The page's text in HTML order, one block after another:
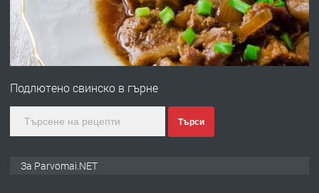
преди 1 година
ПРЕДЛАГА
Първи поход "По стъпките на Ангел
Подлютено свинско в гърне
Търси
За Parvomai.NET